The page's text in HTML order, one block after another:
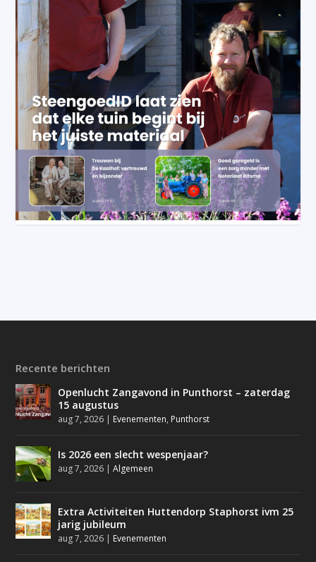
Recente berichten
Openlucht Zangavond in Punthorst – zaterdag
15 augustus
aug 7, 2026 | Evenementen, Punthorst
Is 2026 een slecht wespenjaar?
aug 7, 2026 |Algemeen
Extra Activiteiten Huttendorp Staphorst ivm 25
jarig jubileum
aug 7, 2026 | Evenementen